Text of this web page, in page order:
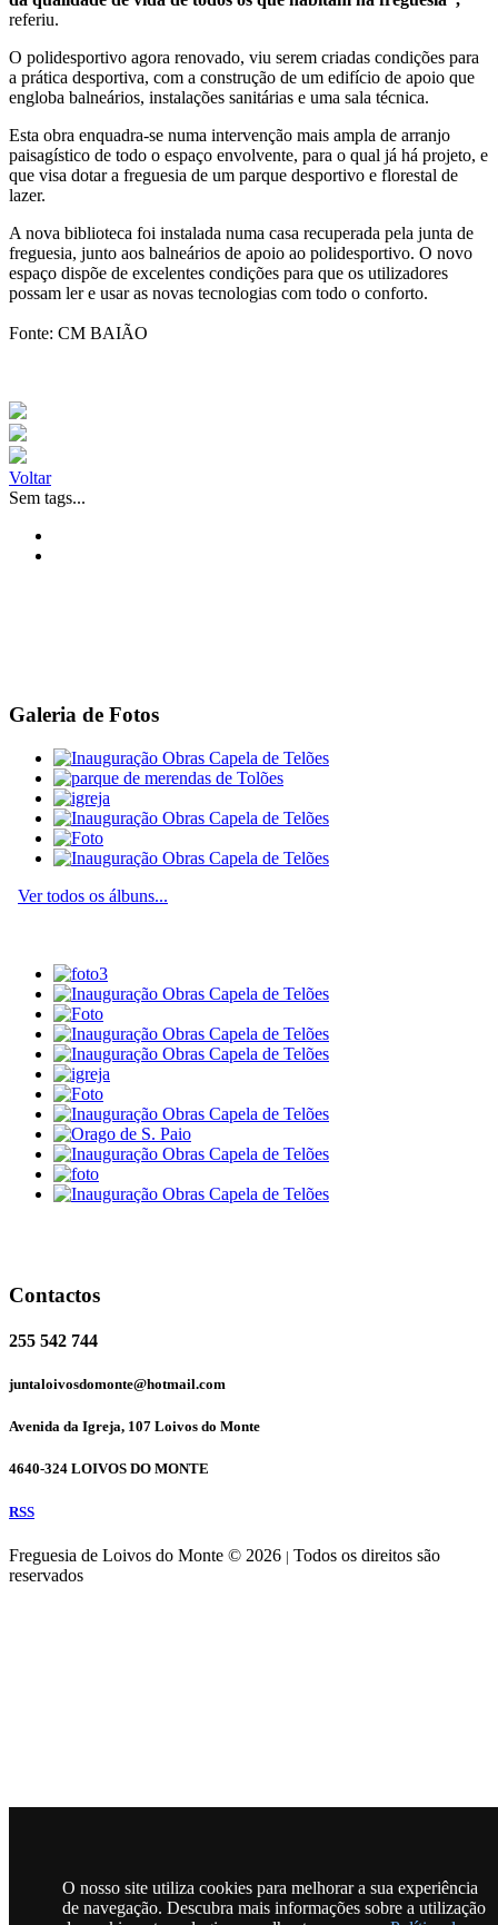
O nosso site utiliza cookies para melhorar a sua experiência
de navegação. Descubra mais informações sobre a utilização
referiu.
O polidesportivo agora renovado, viu serem criadas condições para
a prática desportiva, com a construção de um edifício de apoio que
engloba balneários, instalações sanitárias e uma sala técnica.
Esta obra enquadra-se numa intervenção mais ampla de arranjo
paisagístico de todo o espaço envolvente, para o qual já há projeto, e
que visa dotar a freguesia de um parque desportivo e florestal de
lazer.
A nova biblioteca foi instalada numa casa recuperada pela junta de
freguesia, junto aos balneários de apoio ao polidesportivo. O novo
espaço dispõe de excelentes condições para que os utilizadores
possam ler e usar as novas tecnologias com todo o conforto.
Fonte: CM BAIÃO
Voltar
Sem tags...
Galeria de Fotos
Ver todos os álbuns...
Contactos
255 542 744
juntaloivosdomonte@hotmail.com
Avenida da Igreja, 107 Loivos do Monte
4640-324 LOIVOS DO MONTE
RSS
Freguesia de Loivos do Monte © 2026 | Todos os direitos são
reservados